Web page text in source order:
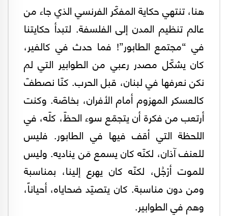
هنا، تنتهي حكاية المفكّر الفرنسي الذي جاء من
عالم تنظيم المدن إلى الفلسفة. لتبدأ حكايتنا
في “مجتمع الطابور”! فما حدث في كالفير،
كان يشكّل مصدر رعبي من الطوابير التي لم
نكن نعرفها في لبنان، قبل الحرب. كنّا نصطفّ
كالعسكر المهزوم أمام الأفران، بخاصّة. وكنت
أرتعب من فكرة أن يتجمّع سوء الحظّ، كلّه، في
اللحظة التي أقف فيها في الطابور. فليس
للعنف آذان، لكنّه كان يسمع مَن يناديه. وليس
للموت أرْجُل، لكنّه كان يهرع إلينا، بمناسبة
ومن دون مناسبة. كان يتصيّد ضحاياه، أحياناً،
وهم في الطوابير.